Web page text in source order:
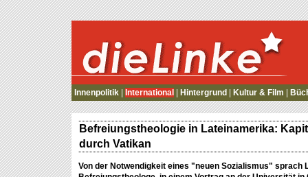
die Linke
Innenpolitik International Hintergrund Kultur & Film
Befreiungstheologie in Lateinamerika:
durch Vatikan
Von der Notwendigkeit eines "neuen Sozialismus" sprach